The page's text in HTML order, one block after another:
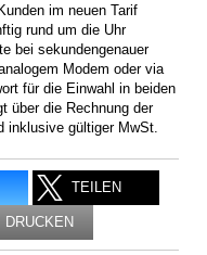
im neuen Tarif
rund um die Uhr
bei sekundengenauer
Modem oder via
für die Einwahl in beiden
über die Rechnung der
inklusive gültiger MwSt.
TEILEN
DRUCKEN